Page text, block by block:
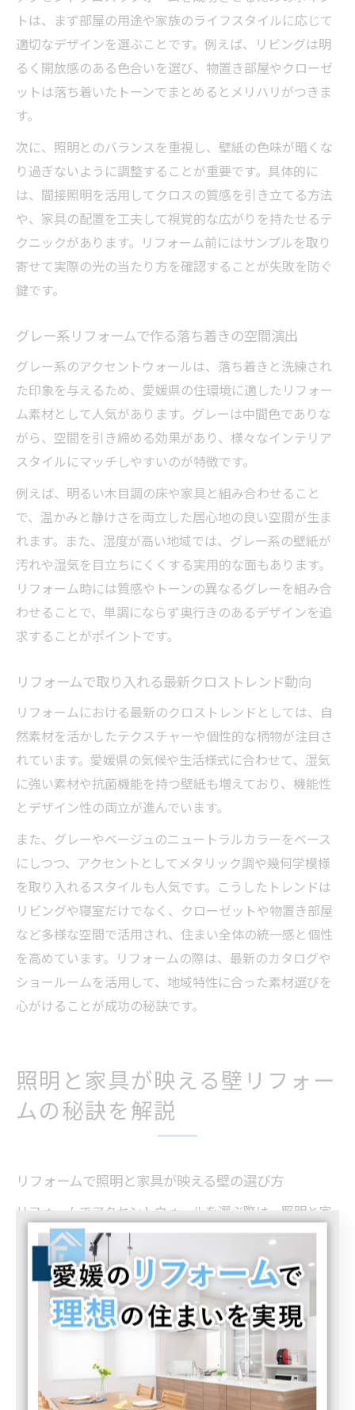
トは、まず部屋の用途や家族のライフスタイルに応じて
適切なデザインを選ぶことです。例えば、リビングは明
るく開放感のある色合いを選び、物置き部屋やクローゼ
ットは落ち着いたトーンでまとめるとメリハリがつきま
す。
次に、照明とのバランスを重視し、壁紙の色味が暗くな
り過ぎないように調整することが重要です。具体的に
は、間接照明を活用してクロスの質感を引き立てる方法
や、家具の配置を工夫して視覚的な広がりを持たせるテ
クニックがあります。リフォーム前にはサンプルを取り
寄せて実際の光の当たり方を確認することが失敗を防ぐ
鍵です。
グレー系リフォームで作る落ち着きの空間演出
グレー系のアクセントウォールは、落ち着きと洗練され
た印象を与えるため、愛媛県の住環境に適したリフォー
ム素材として人気があります。グレーは中間色でありな
がら、空間を引き締める効果があり、様々なインテリア
スタイルにマッチしやすいのが特徴です。
例えば、明るい木目調の床や家具と組み合わせること
で、温かみと静けさを両立した居心地の良い空間が生ま
れます。また、湿度が高い地域では、グレー系の壁紙が
汚れや湿気を目立ちにくくする実用的な面もあります。
リフォーム時には質感やトーンの異なるグレーを組み合
わせることで、単調にならず奥行きのあるデザインを追
求することがポイントです。
リフォームで取り入れる最新クロストレンド動向
リフォームにおける最新のクロストレンドとしては、自
然素材を活かしたテクスチャーや個性的な柄物が注目さ
れています。愛媛県の気候や生活様式に合わせて、湿気
に強い素材や抗菌機能を持つ壁紙も増えており、機能性
とデザイン性の両立が進んでいます。
また、グレーやベージュのニュートラルカラーをベース
にしつつ、アクセントとしてメタリック調や幾何学模様
を取り入れるスタイルも人気です。こうしたトレンドは
リビングや寝室だけでなく、クローゼットや物置き部屋
など多様な空間で活用され、住まい全体の統一感と個性
を高めています。リフォームの際は、最新のカタログや
ショールームを活用して、地域特性に合った素材選びを
心がけることが成功の秘訣です。
照明と家具が映える壁リフォー
ムの秘訣を解説
リフォームで照明と家具が映える壁の選び方
リフォームでアクセントウォールを選ぶ際は、照明と家
具が映える色や質感を重視することが重要です。特に愛
媛県のような自然光の入り方や湿度を考慮すると、落ち
着いたグレー系や温かみのある木目調が人気です。
照明の光が壁に反射して空間の明るさを左右するため、
マットな質感よりも少し光沢のある素材を選ぶと効果
的。また、家具との色調バランスをとることで統一感が
生まれ、部屋全体の調和が高まります。例えば、ナチュ